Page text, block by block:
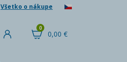
Všetko o nákupe
0,00 €
0